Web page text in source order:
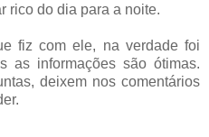
rico do dia para a noite.
fiz com ele, na verdade foi
as informações são ótimas.
deixem nos comentários